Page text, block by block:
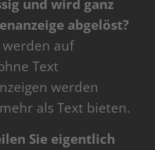
und wird ganz
abgelöst?
werden auf
Text
werden
als Text bieten.
Sie eigentlich